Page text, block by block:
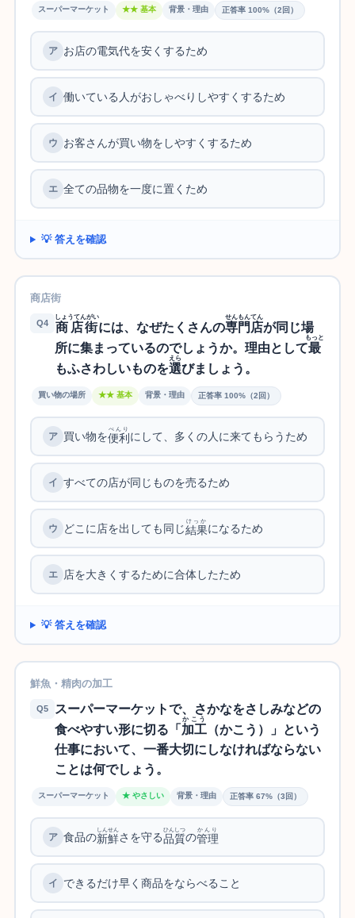
スーパーマーケット ★★ 基本 背景・理由 正答率 100%（2回）
お店の電気代を安くするため
働いている人がおしゃべりしやすくするため
お客さんが買い物をしやすくするため
全ての品物を一度に置くため
💡 答えを確認
商店街
Q4 商店街
しょうてんがい
には、なぜたくさんの専門店
せんもんてん
が同じ場
所に集まっているのでしょうか。理由として最
もっと
もふさわしいものを選
えら
びましょう。
買い物の場所 ★★ 基本 背景・理由 正答率 100%（2回）
買い物を便利
べんり
にして、多くの人に来てもらうため
すべての店が同じものを売るため
どこに店を出しても同じ結果
けっか
になるため
店を大きくするために合体したため
💡 答えを確認
鮮魚・精肉の加工
Q5
スーパーマーケットで、さかなをさしみなどの
食べやすい形に切る「 加工
かこう
（かこう）」という
仕事において、一番大切にしなければならない
ことは何でしょう。
スーパーマーケット ★ やさしい 背景・理由 正答率 67%（3回）
食品の新鮮
しんせん
さを守る品質
ひんしつ
の管理
かんり
できるだけ早く商品をならべること